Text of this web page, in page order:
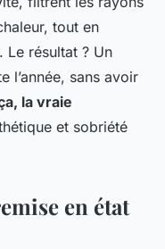
tout en
Le résultat ? Un
l’année, sans avoir
la vraie
et sobriété
en état